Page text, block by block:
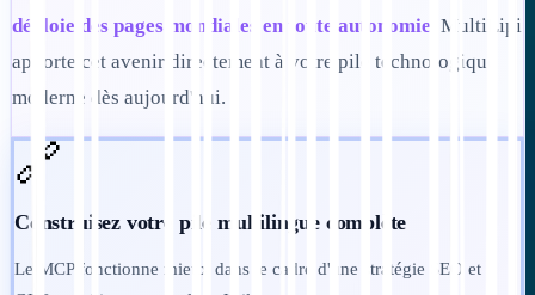
déploie des pages mondiales en toute autonomie . MultiLipi
apporte cet avenir directement à votre pile technologique
moderne dès aujourd'hui.
🔗
Construisez votre pile multilingue complète
Le MCP fonctionne mieux dans le cadre d'une stratégie SEO et